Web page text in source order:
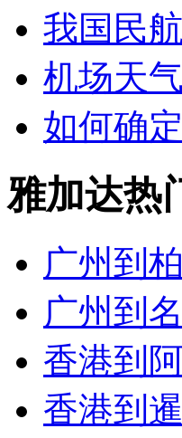
我国民
机场天
如何确
雅加达热
广州到
广州到
香港到
香港到